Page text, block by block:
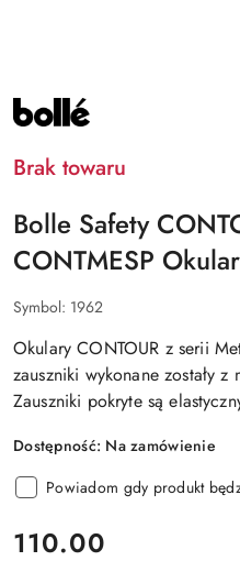
NAZWA
PRODUCENTA:
Brak towaru
Bolle Safety
CONTMESP
Symbol: 1962
Okulary CONTOUR z serii
zauszniki wykonane zostały
Zauszniki pokryte są
Dostępność: Na zamówienie
Powiadom gdy produkt
cena:
110.00